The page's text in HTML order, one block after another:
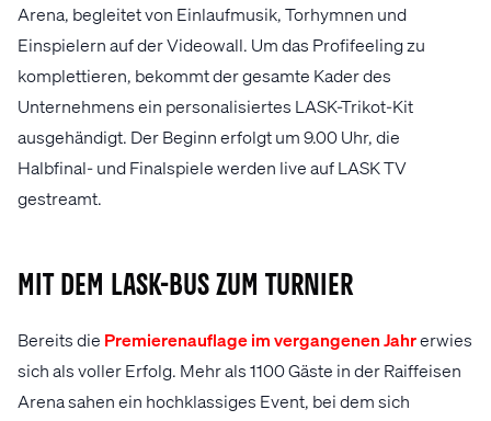
Arena, begleitet von Einlaufmusik, Torhymnen und
Einspielern auf der Videowall. Um das Profifeeling zu
komplettieren, bekommt der gesamte Kader des
Unternehmens ein personalisiertes LASK-Trikot-Kit
ausgehändigt. Der Beginn erfolgt um 9.00 Uhr, die
Halbfinal- und Finalspiele werden live auf LASK TV
gestreamt.
Mit dem LASK-Bus zum Turnier
Bereits die Premierenauflage im vergangenen Jahrerwies
sich als voller Erfolg. Mehr als 1100 Gäste in der Raiffeisen
Arena sahen ein hochklassiges Event, bei dem sich